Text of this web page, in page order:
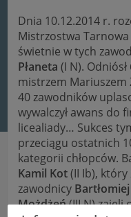
Dnia 10.12.2014 r.
Mistrzostwa Tarnowa
świetnie w tych
Płaneta(I N).
mistrzem Mariuszem
40 zawodników
wywalczył awans do
licealiady… Sukces
przeciągu ostatnich
kategorii chłopców.
Kamil Kot(II Ib), który
zawodnicy
Możdżeń(III N) zajęli